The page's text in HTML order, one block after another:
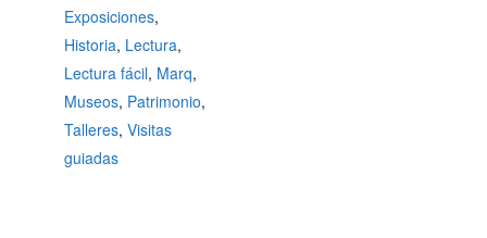
Exposiciones,
Historia, Lectura,
Lectura fácil, Marq,
Museos, Patrimonio,
Talleres, Visitas
guiadas